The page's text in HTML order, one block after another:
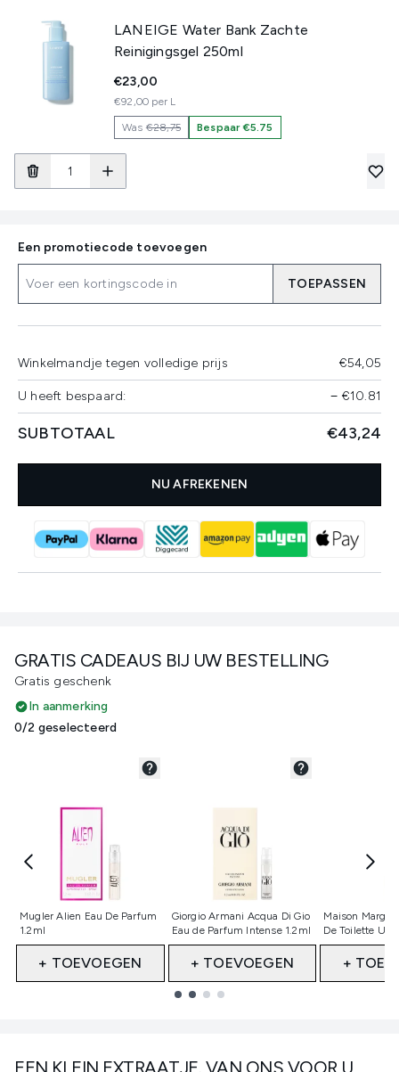
LANEIGE Water Bank Zachte
Reinigingsgel 250ml
€23,00
€92,00 per L
Was€28,75 Bespaar €5.75
GRATIS CADEAUS BIJ UW BESTELLING
Gratis geschenk
In aanmerking
0/2 geselecteerd
Mugler Alien Eau De Parfum
1.2ml
Niet geselecteerd
+ TOEVOEGEN
Giorgio Armani Acqua Di Gio
Eau de Parfum Intense 1.2ml
Niet geselecteerd
+ TOEVOEGEN
Maison
De Toilette Up
Niet
+
EEN KLEIN EXTRAATJE. VAN ONS VOOR U,
Een promotiecode toevoegen
TOEPASSEN
Winkelmandje tegen volledige prijs €54,05
U heeft bespaard: − €10.81
SUBTOTAAL €43,24
NU AFREKENEN